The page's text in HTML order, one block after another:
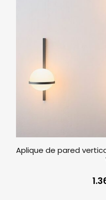
Aplique de pared